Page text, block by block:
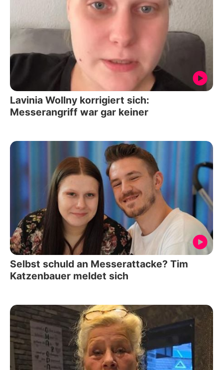
Lavinia Wollny korrigiert sich:
Messerangriff war gar keiner
Selbst schuld an Messerattacke? Tim
Katzenbauer meldet sich